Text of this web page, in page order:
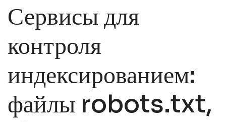
Сервисы для
контроля
индексированием:
файлы robots.txt,